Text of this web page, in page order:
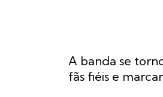
A banda se
fãs fiéis e